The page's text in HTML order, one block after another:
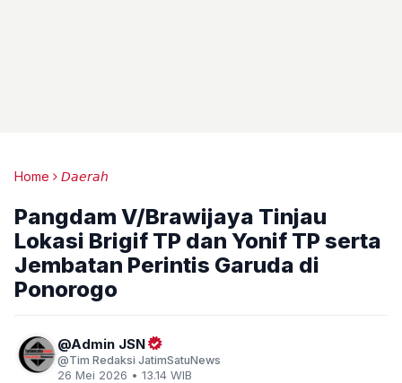
Home 𝘋𝘢𝘦𝘳𝘢𝘩
Pangdam V/Brawijaya Tinjau
Lokasi Brigif TP dan Yonif TP serta
Jembatan Perintis Garuda di
Ponorogo
Admin JSN
Tim Redaksi JatimSatuNews
26 Mei 2026 • 13.14 WIB